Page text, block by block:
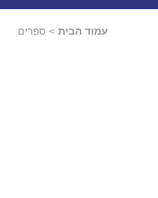
עמוד הבית > ספרים